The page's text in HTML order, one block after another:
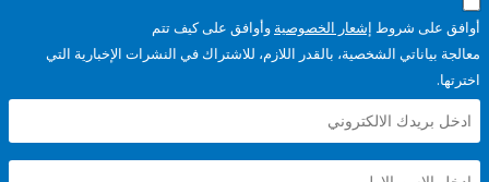
شروطإشعار الخصوصيةوأوافق على كيف تتم
الشخصية، بالقدر اللازم، للاشتراك في النشرات الإخبارية التي